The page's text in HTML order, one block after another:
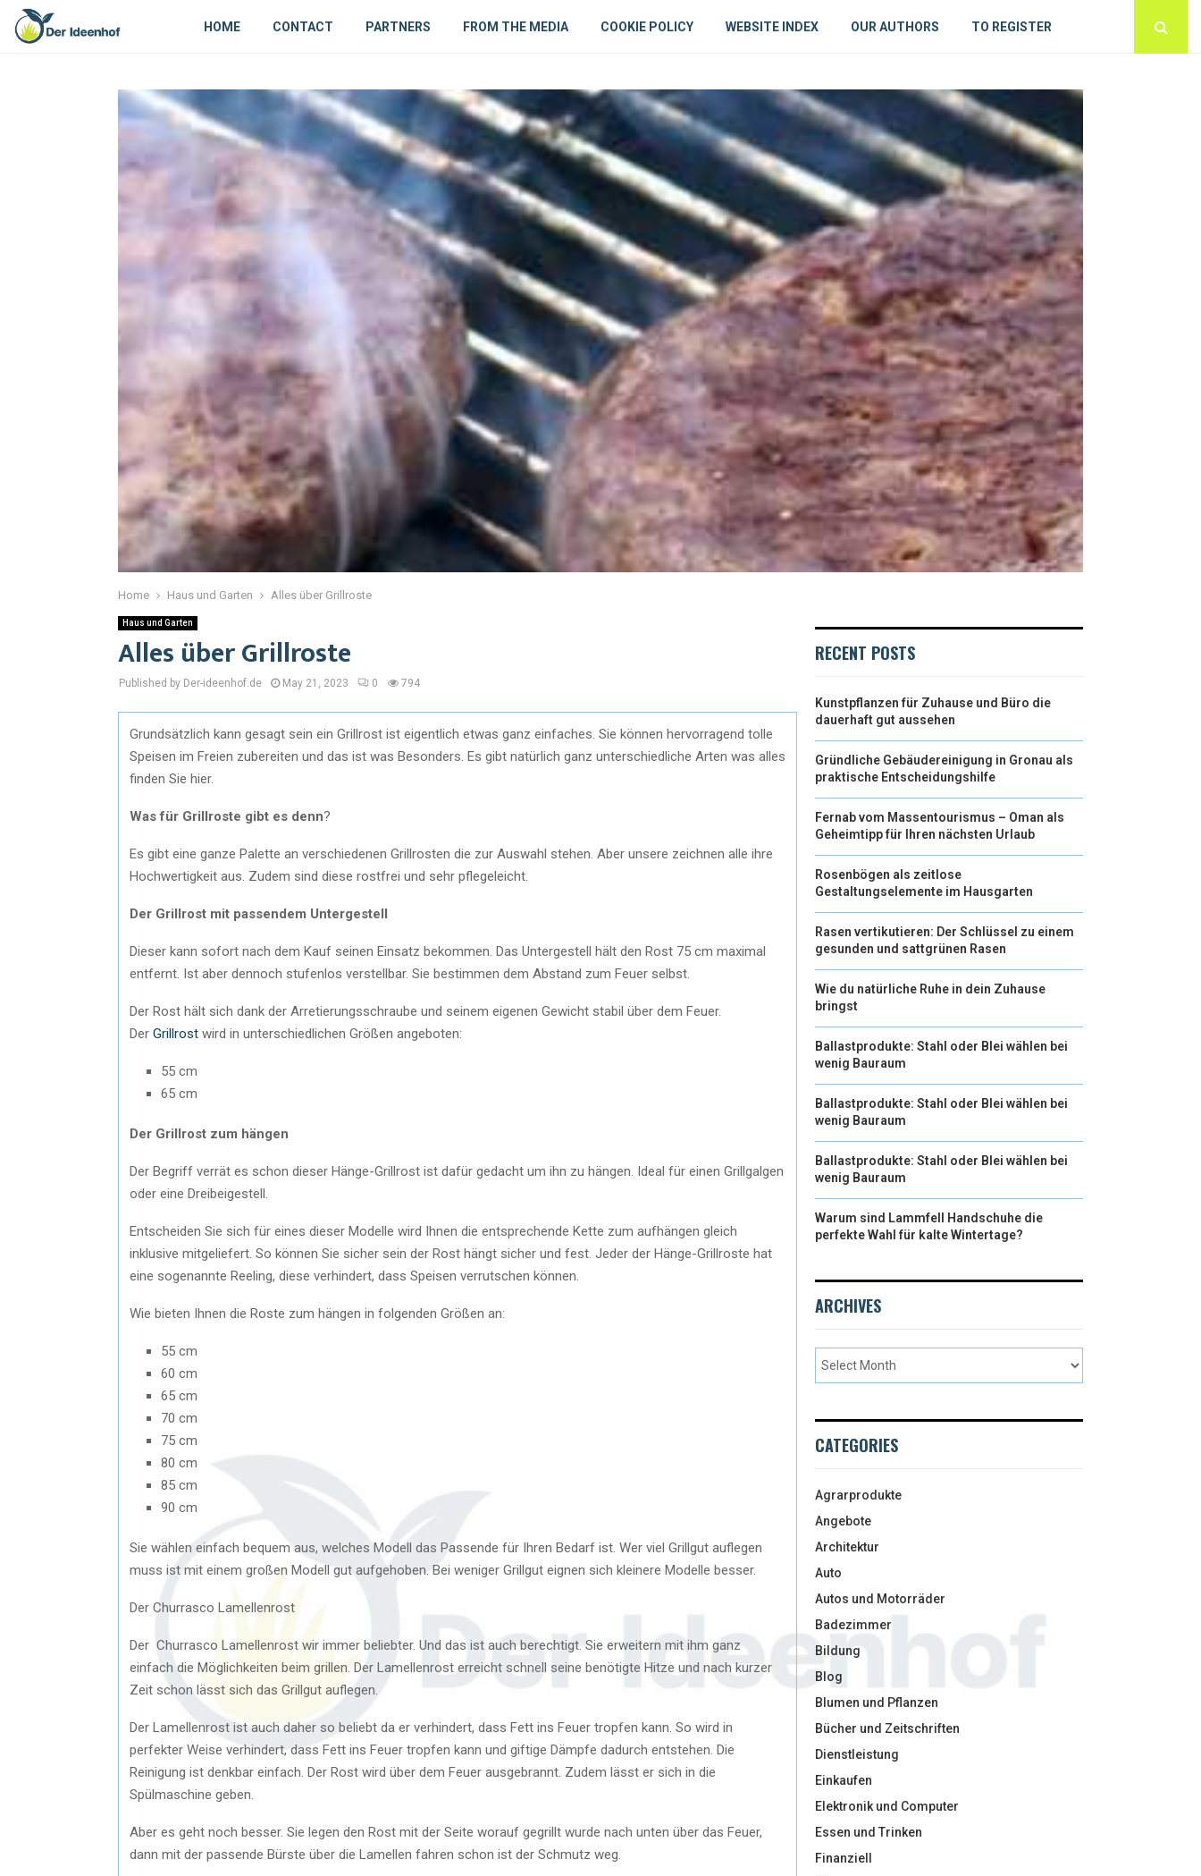
HOME CONTACT PARTNERS FROM THE MEDIA COOKIE POLICY WEBSITE INDEX OUR AUTHORS TO REGISTER
Home Haus und Garten Alles über Grillroste
Haus und Garten
Alles über Grillroste
Published by Der-ideenhof.de May 21, 2023 0 794
Grundsätzlich kann gesagt sein ein Grillrost ist eigentlich etwas ganz einfaches. Sie können hervorragend tolle
Speisen im Freien zubereiten und das ist was Besonders. Es gibt natürlich ganz unterschiedliche Arten was alles
finden Sie hier.
Was für Grillroste gibt es denn?
Es gibt eine ganze Palette an verschiedenen Grillrosten die zur Auswahl stehen. Aber unsere zeichnen alle ihre
Hochwertigkeit aus. Zudem sind diese rostfrei und sehr pflegeleicht.
Der Grillrost mit passendem Untergestell
Dieser kann sofort nach dem Kauf seinen Einsatz bekommen. Das Untergestell hält den Rost 75 cm maximal
entfernt. Ist aber dennoch stufenlos verstellbar. Sie bestimmen dem Abstand zum Feuer selbst.
Der Rost hält sich dank der Arretierungsschraube und seinem eigenen Gewicht stabil über dem Feuer.
Der Grillrost wird in unterschiedlichen Größen angeboten:
55 cm
65 cm
Der Grillrost zum hängen
Der Begriff verrät es schon dieser Hänge-Grillrost ist dafür gedacht um ihn zu hängen. Ideal für einen Grillgalgen
oder eine Dreibeigestell.
Entscheiden Sie sich für eines dieser Modelle wird Ihnen die entsprechende Kette zum aufhängen gleich
inklusive mitgeliefert. So können Sie sicher sein der Rost hängt sicher und fest. Jeder der Hänge-Grillroste hat
eine sogenannte Reeling, diese verhindert, dass Speisen verrutschen können.
Wie bieten Ihnen die Roste zum hängen in folgenden Größen an:
55 cm
60 cm
65 cm
70 cm
75 cm
80 cm
85 cm
90 cm
Sie wählen einfach bequem aus, welches Modell das Passende für Ihren Bedarf ist. Wer viel Grillgut auflegen
muss ist mit einem großen Modell gut aufgehoben. Bei weniger Grillgut eignen sich kleinere Modelle besser.
Der Churrasco Lamellenrost
Der Churrasco Lamellenrost wir immer beliebter. Und das ist auch berechtigt. Sie erweitern mit ihm ganz
einfach die Möglichkeiten beim grillen. Der Lamellenrost erreicht schnell seine benötigte Hitze und nach kurzer
Zeit schon lässt sich das Grillgut auflegen.
Der Lamellenrost ist auch daher so beliebt da er verhindert, dass Fett ins Feuer tropfen kann. So wird in
perfekter Weise verhindert, dass Fett ins Feuer tropfen kann und giftige Dämpfe dadurch entstehen. Die
Reinigung ist denkbar einfach. Der Rost wird über dem Feuer ausgebrannt. Zudem lässt er sich in die
Spülmaschine geben.
Aber es geht noch besser. Sie legen den Rost mit der Seite worauf gegrillt wurde nach unten über das Feuer,
dann mit der passende Bürste über die Lamellen fahren schon ist der Schmutz weg.
RECENT POSTS
Kunstpflanzen für Zuhause und Büro die
dauerhaft gut aussehen
Gründliche Gebäudereinigung in Gronau als
praktische Entscheidungshilfe
Fernab vom Massentourismus – Oman als
Geheimtipp für Ihren nächsten Urlaub
Rosenbögen als zeitlose
Gestaltungselemente im Hausgarten
Rasen vertikutieren: Der Schlüssel zu einem
gesunden und sattgrünen Rasen
Wie du natürliche Ruhe in dein Zuhause
bringst
Ballastprodukte: Stahl oder Blei wählen bei
wenig Bauraum
Ballastprodukte: Stahl oder Blei wählen bei
wenig Bauraum
Ballastprodukte: Stahl oder Blei wählen bei
wenig Bauraum
Warum sind Lammfell Handschuhe die
perfekte Wahl für kalte Wintertage?
ARCHIVES
CATEGORIES
Agrarprodukte
Angebote
Architektur
Auto
Autos und Motorräder
Badezimmer
Bildung
Blog
Blumen und Pflanzen
Bücher und Zeitschriften
Dienstleistung
Einkaufen
Elektronik und Computer
Essen und Trinken
Finanziell